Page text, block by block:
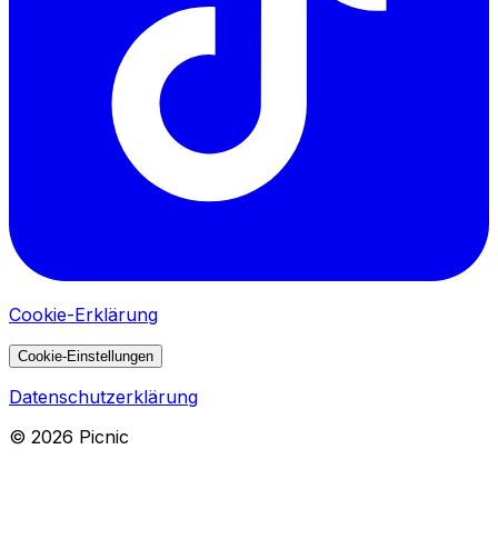
Cookie-Erklärung
Cookie-Einstellungen
Datenschutzerklärung
© 2026 Picnic